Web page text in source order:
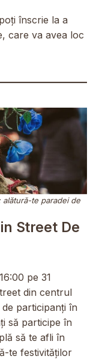
înscrie la a
care va avea loc
te paradei de
Street De
pe 31
din centrul
participanți în
să participe în
să te afli în
te festivităților